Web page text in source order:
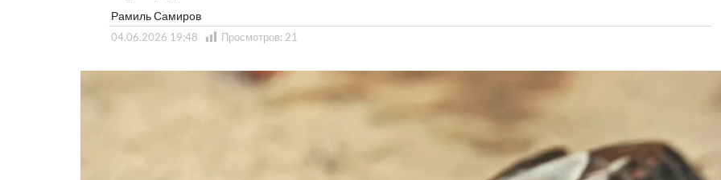
Рамиль Самиров
04.06.2026 19:48 Просмотров: 21